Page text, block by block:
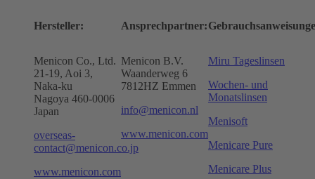
Hersteller:
Menicon Co., Ltd.
21-19, Aoi 3,
Naka-ku
Nagoya 460-0006
Japan
overseas-
contact@menicon.co.jp
www.menicon.com
Ansprechpartner:
Menicon B.V.
Waanderweg 6
7812HZ Emmen
info@menicon.nl
www.menicon.com
Miru Tageslinsen
Wochen- und
Monatslinsen
Menisoft
Menicare Pure
Menicare Plus